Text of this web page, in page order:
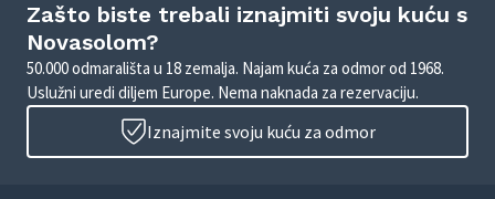
Zašto biste trebali iznajmiti svoju kuću s
Novasolom?
50.000 odmarališta u 18 zemalja. Najam kuća za odmor od 1968.
Uslužni uredi diljem Europe. Nema naknada za rezervaciju.
Iznajmite svoju kuću za odmor